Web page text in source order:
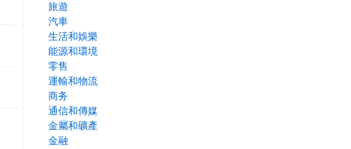
旅遊
汽車
生活和娛樂
能源和環境
零售
運輸和物流
商务
通信和傳媒
金屬和礦產
金融